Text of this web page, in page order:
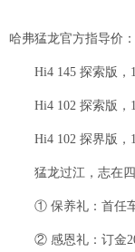
哈弗猛龙官方指导价：
Hi4 145 探索版，
Hi4 102 探索版，
Hi4 102 探界版，
猛龙过江，志在
① 保养礼：首任
② 感恩礼：订金